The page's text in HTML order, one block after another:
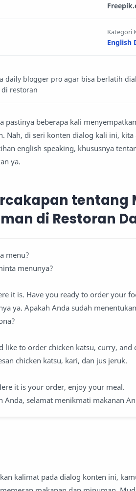
Kategori
English
daily blogger pro agar bisa berlatih
di restoran
pastinya beberapa kali
Nah, di seri konten dialog kali ini,
english speaking, khususnya
ya.
tentang
di Restoran
menu?
menunya?
it is. Have you ready to order your
ya. Apakah Anda sudah
like to order chicken katsu, curry, and
chicken katsu, kari, dan jus jeruk.
it is your order, enjoy your meal.
Anda, selamat menikmati makanan
kalimat pada dialog konten ini,